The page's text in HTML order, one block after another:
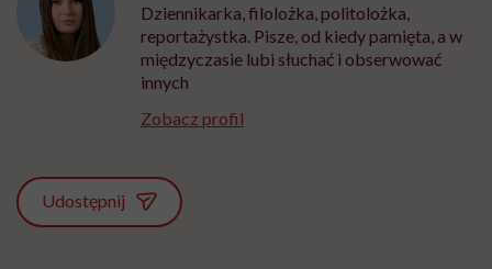
Dziennikarka, filolożka, politolożka,
reportażystka. Pisze, od kiedy pamięta, a w
międzyczasie lubi słuchać i obserwować
innych
Zobacz profil
Udostępnij